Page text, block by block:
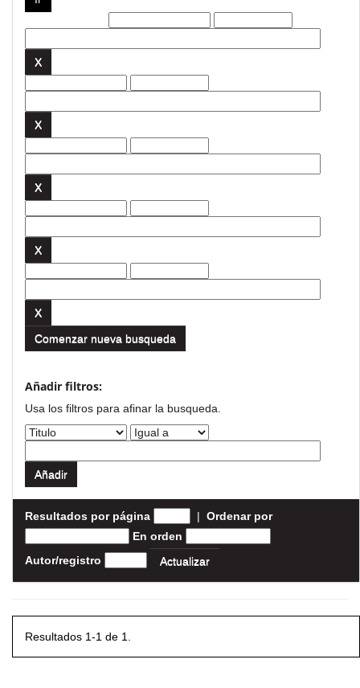
Comenzar nueva busqueda
Añadir filtros:
Usa los filtros para afinar la busqueda.
Resultados por página | Ordenar por
En orden
Autor/registro
Resultados 1-1 de 1.